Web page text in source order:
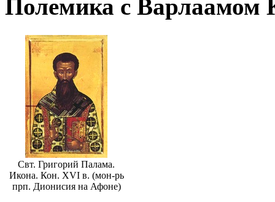
Полемика с Варлаамом
Свт. Григорий Палама.
Икона. Кон. XVI в. (мон-рь
прп. Дионисия на Афоне)